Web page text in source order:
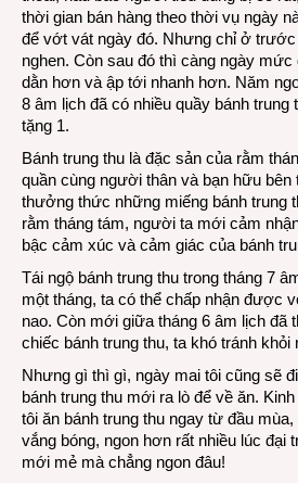
thời gian bán hàng theo thời vụ ngày
để vớt vát ngày đó. Nhưng chỉ ở trước
nghen. Còn sau đó thì càng ngày
dằn hơn và ập tới nhanh hơn. Năm
8 âm lịch đã có nhiều quầy bánh trung
tặng 1.
Bánh trung thu là đặc sản của rằm
quần cùng người thân và bạn hữu bên
thưởng thức những miếng bánh trung
rằm tháng tám, người ta mới cảm
bậc cảm xúc và cảm giác của bánh
Tái ngộ bánh trung thu trong tháng 7
một tháng, ta có thể chấp nhận được
nao. Còn mới giữa tháng 6 âm lịch đã
chiếc bánh trung thu, ta khó tránh khỏi
Nhưng gì thì gì, ngày mai tôi cũng sẽ
bánh trung thu mới ra lò để về ăn.
tôi ăn bánh trung thu ngay từ đầu
vắng bóng, ngon hơn rất nhiều lúc đại
mới mẻ mà chẳng ngon đâu!